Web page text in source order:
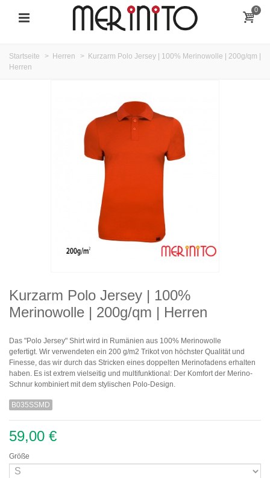
0
Startseite > Herren > Kurzarm Polo Jersey | 100% Merinowolle | 200g/qm |
Herren
Kurzarm Polo Jersey | 100%
Merinowolle | 200g/qm | Herren
Das "Polo Jersey" Shirt wird in Rumänien aus 100% Merinowolle
gefertigt. Wir verwendeten ein 200 g/m2 Trikot von höchster Qualität und
Finesse, das wir durch das Stricken eines doppelten Merinofadens erhalten
haben. Es ist extrem vielseitig und multifunktional: Der Komfort der Merino-
Schnur kombiniert mit dem stylischen Polo-Design.
B035SSMD
59,00 €
Größe